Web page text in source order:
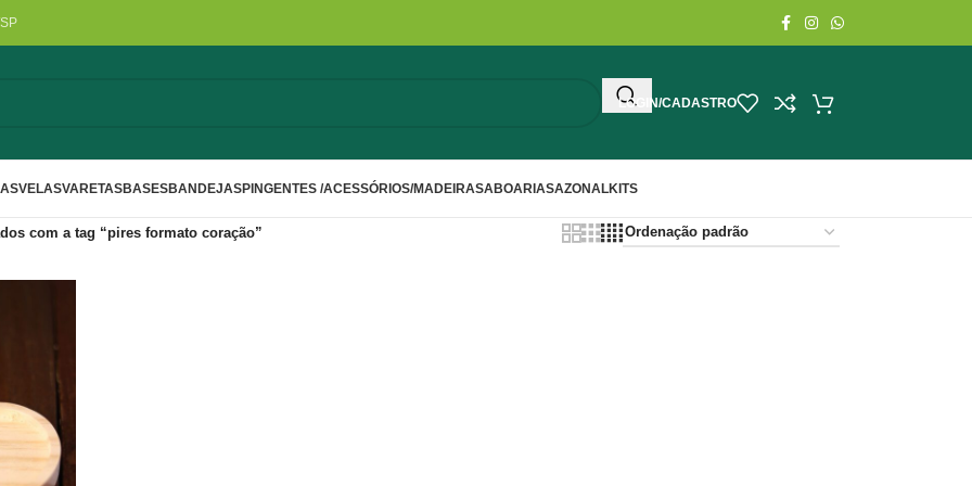
LOGIN/CADASTRO
VELASVARETASBASESBANDEJASPINGENTES /ACESSÓRIOS/MADEIRASABOARIASAZONALKITS
com a tag “pires formato coração”